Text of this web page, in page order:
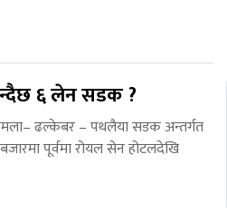
६ लेन सडक ?
ढल्केबर – पथलैया सडक अन्तर्गत
बजारमा पूर्वमा रोयल सेन होटलदेखि